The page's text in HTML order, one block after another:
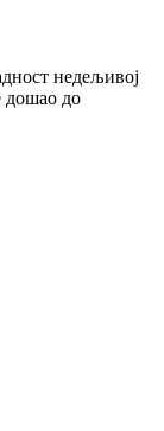
недељивој
дошао до